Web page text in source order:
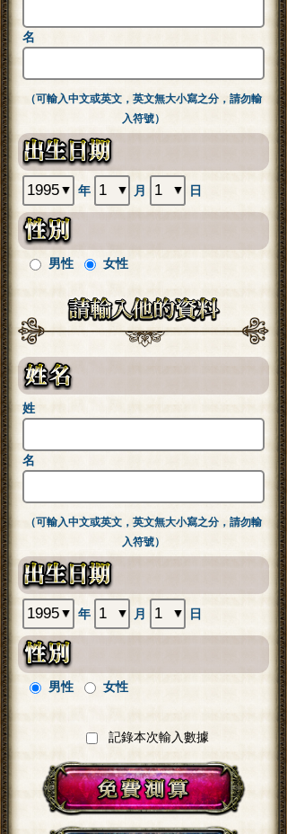
名
（可輸入中文或英文，英文無大小寫之分，請勿輸
入符號）
年 月 日
男性 女性
姓
名
（可輸入中文或英文，英文無大小寫之分，請勿輸
入符號）
年 月 日
男性 女性
記錄本次輸入數據